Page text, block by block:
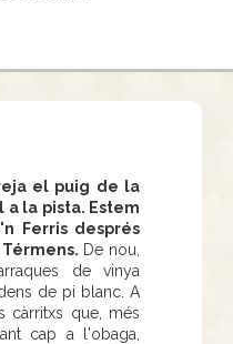
el puig de la
a la pista. Estem
Ferris després
De nou,
de vinya
de pi blanc. A
càrritxs que, més
cap a l'obaga,